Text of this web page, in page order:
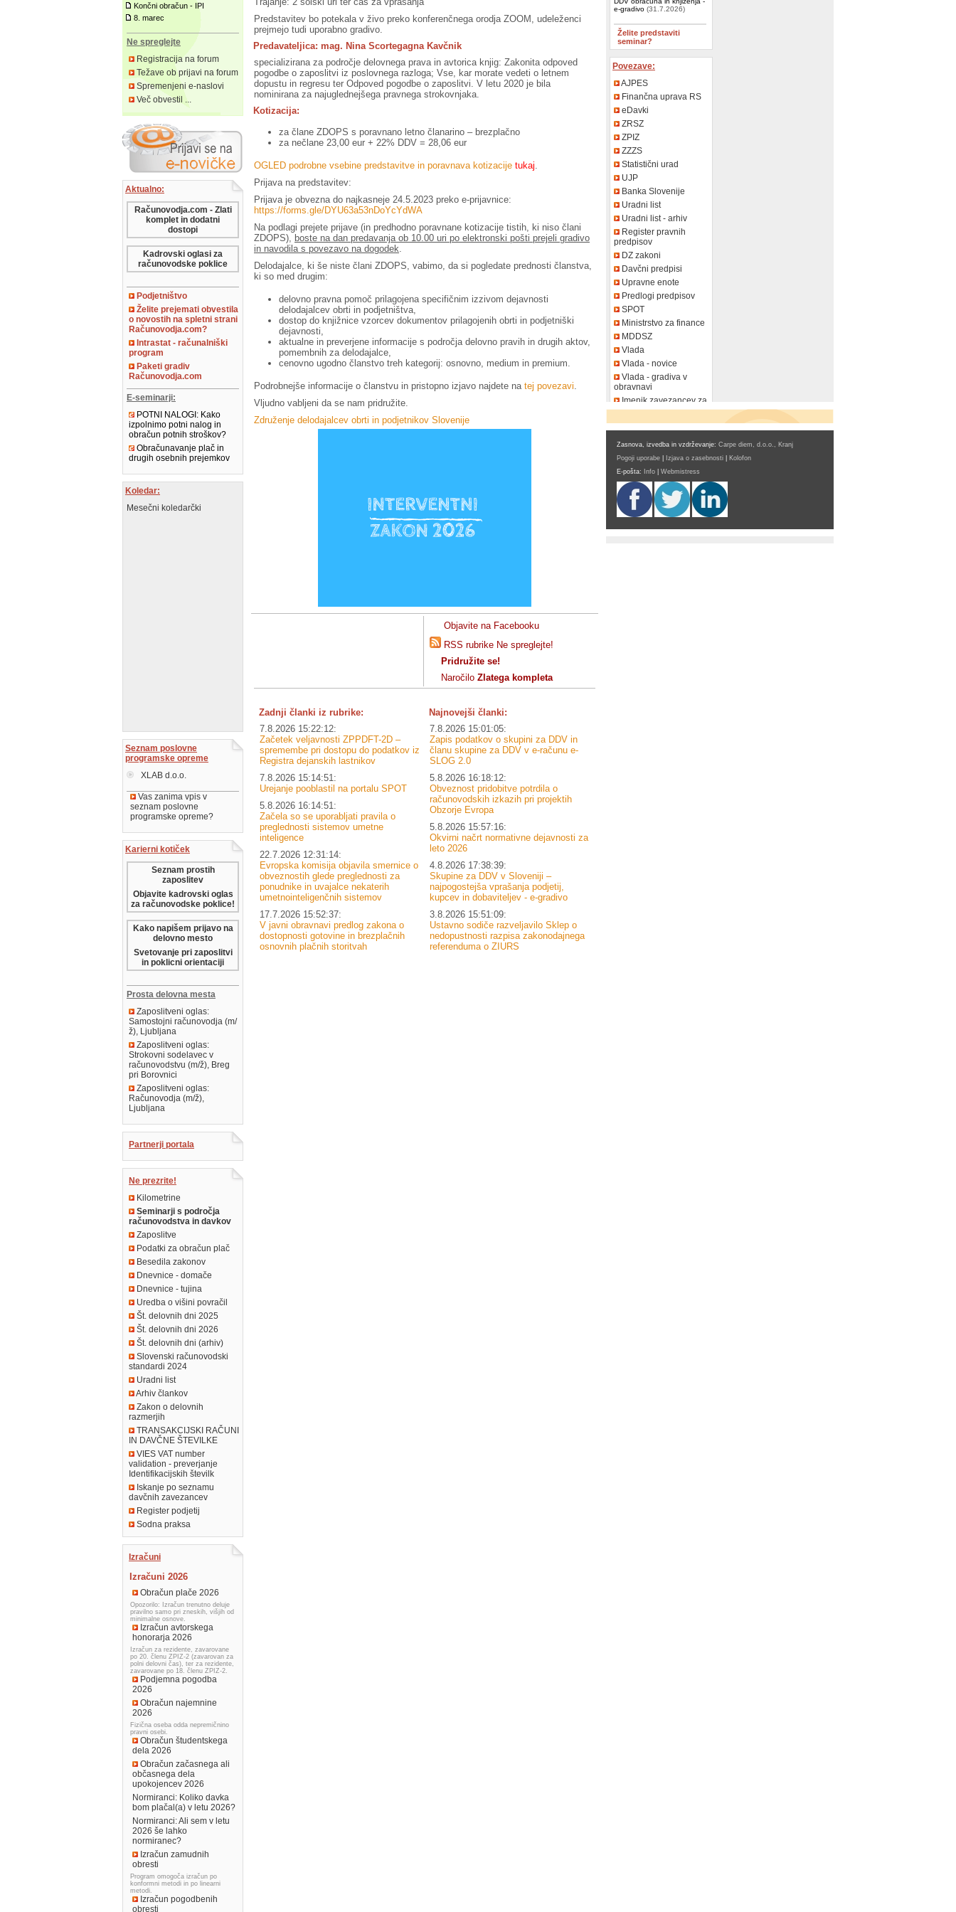
Končni obračun - IPI
8. marec
Ne spreglejte
Registracija na forum
Težave ob prijavi na forum
Spremenjeni e-naslovi
Več obvestil ...
Aktualno:
Računovodja.com - Zlati
komplet in dodatni
dostopi
Kadrovski oglasi za
računovodske poklice
Podjetništvo
Želite prejemati obvestila
o novostih na spletni strani
Računovodja.com?
Intrastat - računalniški
program
Paketi gradiv
Računovodja.com
E-seminarji:
POTNI NALOGI: Kako
izpolnimo potni nalog in
obračun potnih stroškov?
Obračunavanje plač in
drugih osebnih prejemkov
Koledar:
Mesečni koledarčki
Seznam poslovne
programske opreme
XLAB d.o.o.
Vas zanima vpis v
seznam poslovne
programske opreme?
Karierni kotiček
Seznam prostih
zaposlitev
Objavite kadrovski oglas
za računovodske poklice!
Kako napišem prijavo na
delovno mesto
Svetovanje pri zaposlitvi
in poklicni orientaciji
Prosta delovna mesta
Zaposlitveni oglas:
Samostojni računovodja (m/
ž), Ljubljana
Zaposlitveni oglas:
Strokovni sodelavec v
računovodstvu (m/ž), Breg
pri Borovnici
Zaposlitveni oglas:
Računovodja (m/ž),
Ljubljana
Partnerji portala
Ne prezrite!
Kilometrine
Seminarji s področja
računovodstva in davkov
Zaposlitve
Podatki za obračun plač
Besedila zakonov
Dnevnice - domače
Dnevnice - tujina
Uredba o višini povračil
Št. delovnih dni 2025
Št. delovnih dni 2026
Št. delovnih dni (arhiv)
Slovenski računovodski
standardi 2024
Uradni list
Arhiv člankov
Zakon o delovnih
razmerjih
TRANSAKCIJSKI RAČUNI
IN DAVČNE ŠTEVILKE
VIES VAT number
validation - preverjanje
Identifikacijskih številk
Iskanje po seznamu
davčnih zavezancev
Register podjetij
Sodna praksa
Izračuni
Izračuni 2026
Obračun plače 2026
Opozorilo: Izračun trenutno deluje
pravilno samo pri zneskih, višjih od
minimalne osnove.
Izračun avtorskega
honorarja 2026
Izračun za rezidente, zavarovane
po 20. členu ZPIZ-2 (zavarovan za
polni delovni čas), ter za rezidente,
zavarovane po 18. členu ZPIZ-2.
Podjemna pogodba
2026
Obračun najemnine
2026
Fizična oseba odda nepremičnino
pravni osebi.
Obračun študentskega
dela 2026
Obračun začasnega ali
občasnega dela
upokojencev 2026
Normiranci: Koliko davka
bom plačal(a) v letu 2026?
Normiranci: Ali sem v letu
2026 še lahko
normiranec?
Izračun zamudnih
obresti
Program omogoča izračun po
konformni metodi in po linearni
metodi.
Izračun pogodbenih
obresti
Predstavitev bo potekala v živo preko konferenčnega orodja ZOOM, udeleženci
prejmejo tudi uporabno gradivo.
Predavateljica: mag. Nina Scortegagna Kavčnik
specializirana za področje delovnega prava in avtorica knjig: Zakonita odpoved
pogodbe o zaposlitvi iz poslovnega razloga; Vse, kar morate vedeti o letnem
dopustu in regresu ter Odpoved pogodbe o zaposlitvi. V letu 2020 je bila
nominirana za najuglednejšega pravnega strokovnjaka.
Kotizacija:
za člane ZDOPS s poravnano letno članarino – brezplačno
za nečlane 23,00 eur + 22% DDV = 28,06 eur
OGLED podrobne vsebine predstavitve in poravnava kotizacije tukaj.
Prijava na predstavitev:
Prijava je obvezna do najkasneje 24.5.2023 preko e-prijavnice:
https://forms.gle/DYU63a53nDoYcYdWA
Na podlagi prejete prijave (in predhodno poravnane kotizacije tistih, ki niso člani
ZDOPS), boste na dan predavanja ob 10.00 uri po elektronski pošti prejeli gradivo
in navodila s povezavo na dogodek.
Delodajalce, ki še niste člani ZDOPS, vabimo, da si pogledate prednosti članstva,
ki so med drugim:
delovno pravna pomoč prilagojena specifičnim izzivom dejavnosti
delodajalcev obrti in podjetništva,
dostop do knjižnice vzorcev dokumentov prilagojenih obrti in podjetniški
dejavnosti,
aktualne in preverjene informacije s področja delovno pravih in drugih aktov,
pomembnih za delodajalce,
cenovno ugodno članstvo treh kategorij: osnovno, medium in premium.
Podrobnejše informacije o članstvu in pristopno izjavo najdete na tej povezavi
Vljudno vabljeni da se nam pridružite.
Združenje delodajalcev obrti in podjetnikov Slovenije
Objavite na Facebooku
RSS rubrike Ne spreglejte!
Pridružite se!
Naročilo Zlatega kompleta
Zadnji članki iz rubrike:
7.8.2026 15:22:12:
Začetek veljavnosti ZPPDFT-2D –
spremembe pri dostopu do podatkov iz
Registra dejanskih lastnikov
7.8.2026 15:14:51:
Urejanje pooblastil na portalu SPOT
5.8.2026 16:14:51:
Začela so se uporabljati pravila o
preglednosti sistemov umetne
inteligence
22.7.2026 12:31:14:
Evropska komisija objavila smernice o
obveznostih glede preglednosti za
ponudnike in uvajalce nekaterih
umetnointeligenčnih sistemov
17.7.2026 15:52:37:
V javni obravnavi predlog zakona o
dostopnosti gotovine in brezplačnih
osnovnih plačnih storitvah
Najnovejši članki:
7.8.2026 15:01:05:
Zapis podatkov o skupini za DDV in
članu skupine za DDV v e-računu e-
SLOG 2.0
5.8.2026 16:18:12:
Obveznost pridobitve potrdila o
računovodskih izkazih pri projektih
Obzorje Evropa
5.8.2026 15:57:16:
Okvirni načrt normativne dejavnosti za
leto 2026
4.8.2026 17:38:39:
Skupine za DDV v Sloveniji –
najpogostejša vprašanja podjetij,
kupcev in dobaviteljev - e-gradivo
3.8.2026 15:51:09:
Ustavno sodiče razveljavilo Sklep o
nedopustnosti razpisa zakonodajnega
referenduma o ZIURS
e-gradivo (31.7.2026)
Želite predstaviti
seminar?
Povezave:
AJPES
Finančna uprava RS
eDavki
ZRSZ
ZPIZ
ZZZS
Statistični urad
UJP
Banka Slovenije
Uradni list
Uradni list - arhiv
Register pravnih
predpisov
DZ zakoni
Davčni predpisi
Upravne enote
Predlogi predpisov
SPOT
Ministrstvo za finance
MDDSZ
Vlada
Vlada - novice
Vlada - gradiva v
obravnavi
Imenik zavezancev za
DDV
Zasnova, izvedba in vzdrževanje: Carpe diem, d.o.o., Kranj
Pogoji uporabe
Izjava o zasebnosti
Kolofon
E-pošta:
Info Webmistress